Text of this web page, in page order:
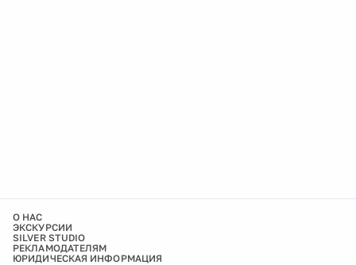
О НАС
ЭКСКУРСИИ
SILVER STUDIO
РЕКЛАМОДАТЕЛЯМ
ЮРИДИЧЕСКАЯ ИНФОРМАЦИЯ